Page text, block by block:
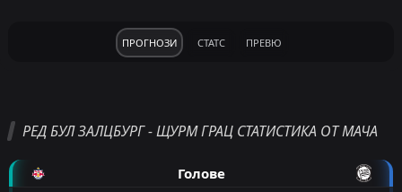
ПРОГНОЗИ СТАТС ПРЕВЮ
РЕД БУЛ ЗАЛЦБУРГ - ЩУРМ ГРАЦ СТАТИСТИКА ОТ МАЧА
Голове